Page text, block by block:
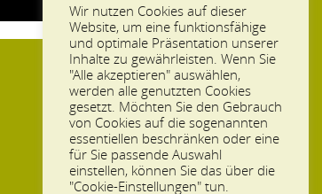
Wir nutzen Cookies auf dieser
Website, um eine funktionsfähige
und optimale Präsentation unserer
Inhalte zu gewährleisten. Wenn Sie
"Alle akzeptieren" auswählen,
werden alle genutzten Cookies
gesetzt. Möchten Sie den Gebrauch
von Cookies auf die sogenannten
essentiellen beschränken oder eine
für Sie passende Auswahl
einstellen, können Sie das über die
"Cookie-Einstellungen" tun.